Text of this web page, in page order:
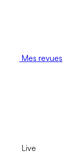
Mes revues
Live